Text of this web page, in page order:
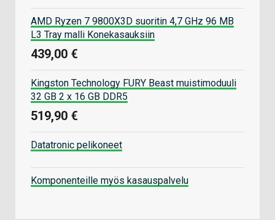
AMD Ryzen 7 9800X3D suoritin 4,7 GHz 96 MB
L3 Tray malli Konekasauksiin
439,00 €
Kingston Technology FURY Beast muistimoduuli
32 GB 2 x 16 GB DDR5
519,90 €
Datatronic pelikoneet
Komponenteille myös kasauspalvelu